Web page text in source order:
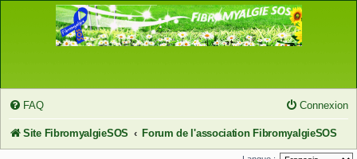
FAQ Connexion
Site FibromyalgieSOS Forum de l'association FibromyalgieSOS